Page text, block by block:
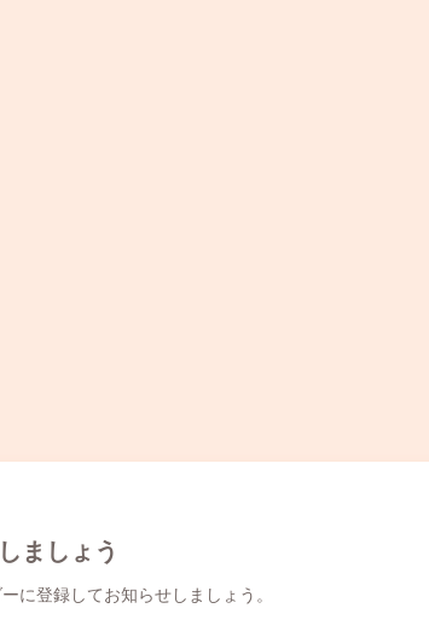
ましょう
に登録してお知らせしましょう。